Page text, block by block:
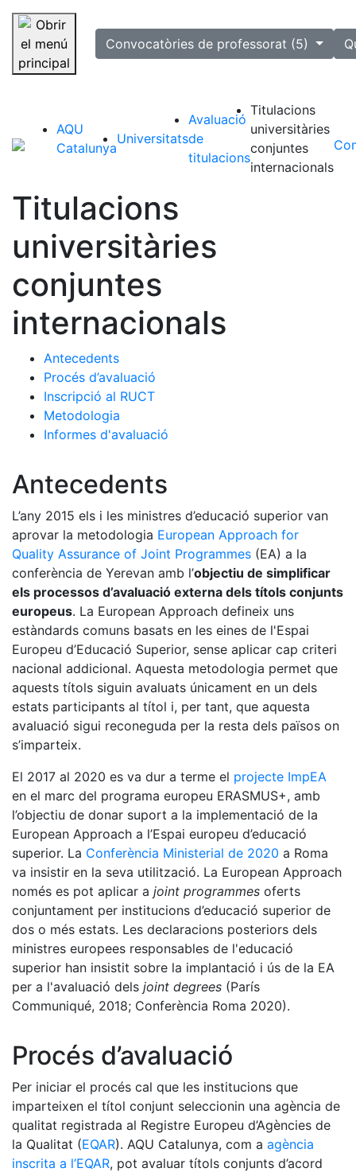
Saltar la navegació
selectedConvocatòries de professorat (5)
AQU
Catalunya
Universitats
Avaluació
de
titulacions
Titulacions
universitàries
conjuntes
internacionals
Titulacions
universitàries
conjuntes
internacionals
Antecedents
Procés d’avaluació
Inscripció al RUCT
Metodologia
Informes d'avaluació
Antecedents
L’any 2015 els i les ministres d’educació superior van
aprovar la metodologia European Approach for
Quality Assurance of Joint Programmes (EA) a la
conferència de Yerevan amb l’objectiu de simplificar
els processos d’avaluació externa dels títols conjunts
europeus. La European Approach defineix uns
estàndards comuns basats en les eines de l'Espai
Europeu d’Educació Superior, sense aplicar cap criteri
nacional addicional. Aquesta metodologia permet que
aquests títols siguin avaluats únicament en un dels
estats participants al títol i, per tant, que aquesta
avaluació sigui reconeguda per la resta dels països on
s’imparteix.
El 2017 al 2020 es va dur a terme el projecte ImpEA
en el marc del programa europeu ERASMUS+, amb
l’objectiu de donar suport a la implementació de la
European Approach a l’Espai europeu d’educació
superior. La Conferència Ministerial de 2020 a Roma
va insistir en la seva utilització. La European Approach
només es pot aplicar a joint programmes oferts
conjuntament per institucions d’educació superior de
dos o més estats. Les declaracions posteriors dels
ministres europees responsables de l'educació
superior han insistit sobre la implantació i ús de la EA
per a l'avaluació dels joint degrees (París
Communiqué, 2018; Conferència Roma 2020).
Procés d’avaluació
Per iniciar el procés cal que les institucions que
imparteixen el títol conjunt seleccionin una agència de
qualitat registrada al Registre Europeu d’Agències de
la Qualitat (EQAR). AQU Catalunya, com a agència
inscrita a l’EQAR, pot avaluar títols conjunts d’acord